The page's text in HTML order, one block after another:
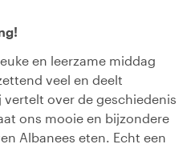
en leerzame middag
veel en deelt
over de geschiedenis
ons mooie en bijzondere
Albanees eten. Echt een